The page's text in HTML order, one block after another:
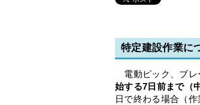
特定建設作業に
電動ピック、ブレ
始する7日前まで（
日で終わる場合（